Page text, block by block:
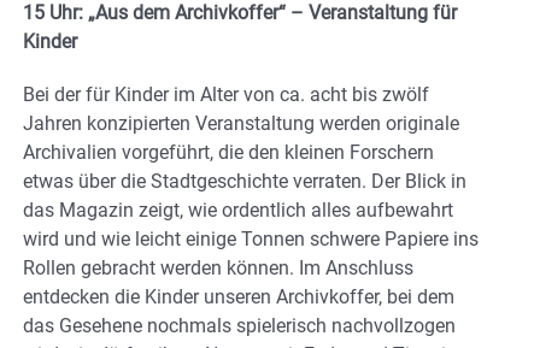
15 Uhr: „Aus dem Archivkoffer“ – Veranstaltung für
Kinder
Bei der für Kinder im Alter von ca. acht bis zwölf
Jahren konzipierten Veranstaltung werden originale
Archivalien vorgeführt, die den kleinen Forschern
etwas über die Stadtgeschichte verraten. Der Blick in
das Magazin zeigt, wie ordentlich alles aufbewahrt
wird und wie leicht einige Tonnen schwere Papiere ins
Rollen gebracht werden können. Im Anschluss
entdecken die Kinder unseren Archivkoffer, bei dem
das Gesehene nochmals spielerisch nachvollzogen